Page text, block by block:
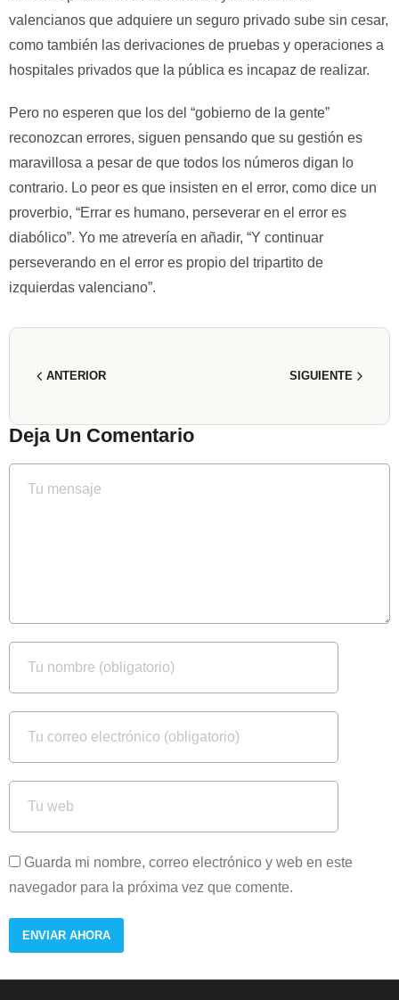
valencianos que adquiere un seguro privado sube sin cesar,
como también las derivaciones de pruebas y operaciones a
hospitales privados que la pública es incapaz de realizar.
Pero no esperen que los del “gobierno de la gente”
reconozcan errores, siguen pensando que su gestión es
maravillosa a pesar de que todos los números digan lo
contrario. Lo peor es que insisten en el error, como dice un
proverbio, “Errar es humano, perseverar en el error es
diabólico”. Yo me atrevería en añadir, “Y continuar
perseverando en el error es propio del tripartito de
izquierdas valenciano”.
ANTERIOR SIGUIENTE
Deja Un Comentario
Guarda mi nombre, correo electrónico y web en este
navegador para la próxima vez que comente.